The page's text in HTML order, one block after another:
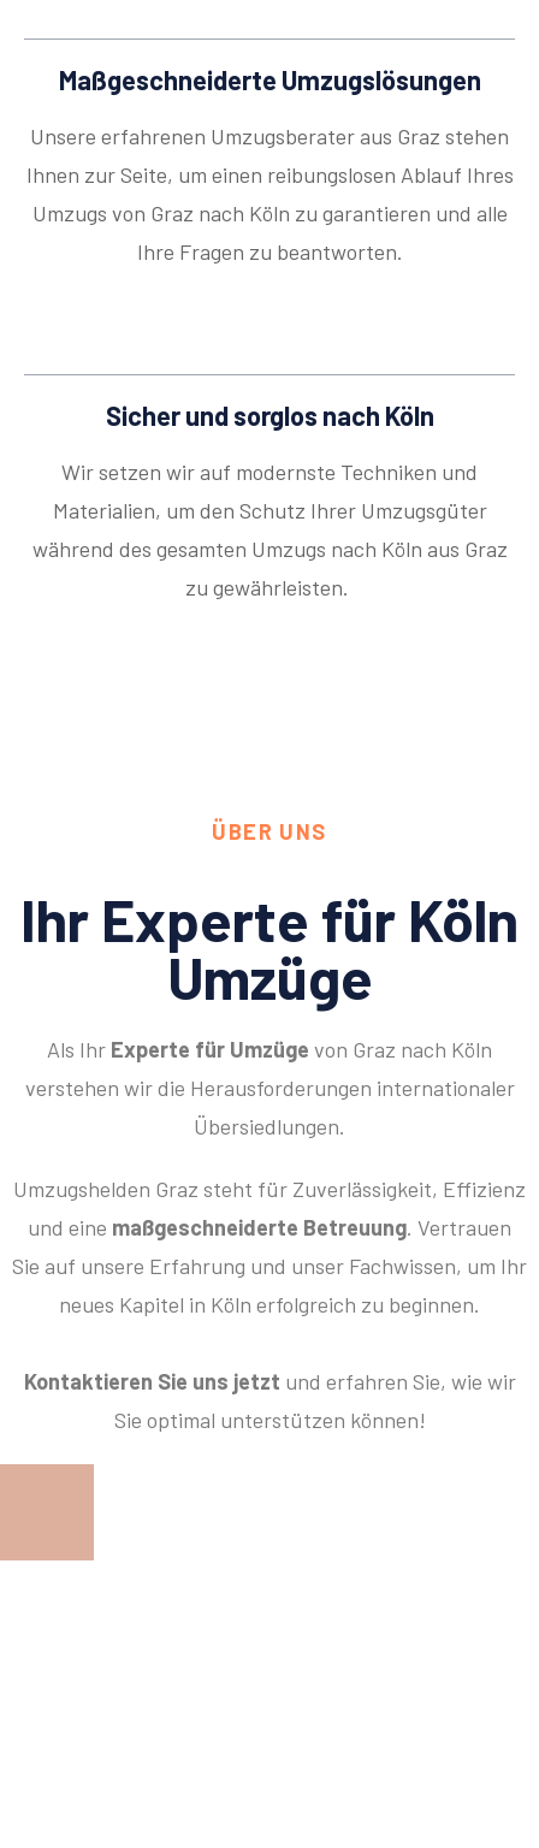
Maßgeschneiderte Umzugslösungen
Unsere erfahrenen Umzugsberater aus Graz stehen
Ihnen zur Seite, um einen reibungslosen Ablauf Ihres
Umzugs von Graz nach Köln zu garantieren und alle
Ihre Fragen zu beantworten.
Sicher und sorglos nach Köln
Wir setzen wir auf modernste Techniken und
Materialien, um den Schutz Ihrer Umzugsgüter
während des gesamten Umzugs nach Köln aus Graz
zu gewährleisten.
ÜBER UNS
Ihr Experte für Köln
Umzüge
Als Ihr Experte für Umzüge von Graz nach Köln
verstehen wir die Herausforderungen internationaler
Übersiedlungen.
Umzugshelden Graz steht für Zuverlässigkeit, Effizienz
und eine maßgeschneiderte Betreuung. Vertrauen
Sie auf unsere Erfahrung und unser Fachwissen, um Ihr
neues Kapitel in Köln erfolgreich zu beginnen.
Kontaktieren Sie uns jetzt und erfahren Sie, wie wir
Sie optimal unterstützen können!